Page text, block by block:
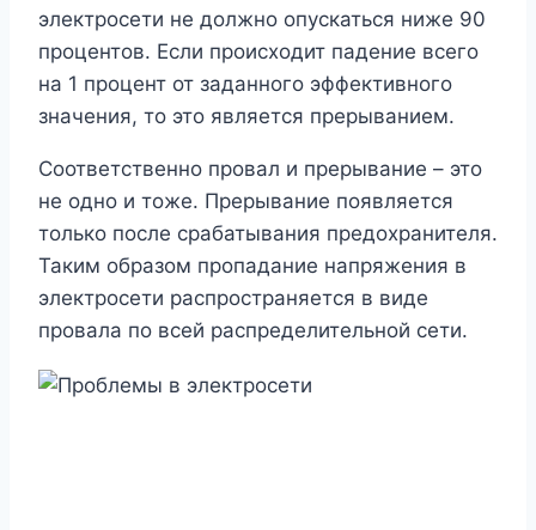
электросети не должно опускаться ниже 90
процентов. Если происходит падение всего
на 1 процент от заданного эффективного
значения, то это является прерыванием.
Соответственно провал и прерывание – это
не одно и тоже. Прерывание появляется
только после срабатывания предохранителя.
Таким образом пропадание напряжения в
электросети распространяется в виде
провала по всей распределительной сети.